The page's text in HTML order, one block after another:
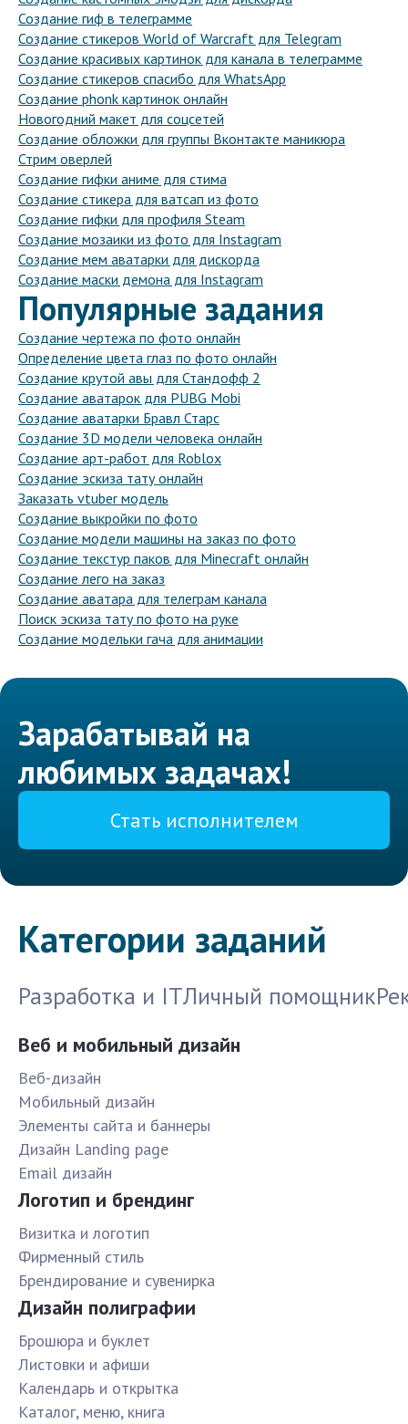
Создание гиф в телеграмме
Создание стикеров World of Warcraft для Telegram
Создание красивых картинок для канала в телеграмме
Создание стикеров спасибо для WhatsApp
Создание phonk картинок онлайн
Новогодний макет для соцсетей
Создание обложки для группы Вконтакте маникюра
Стрим оверлей
Создание гифки аниме для стима
Создание стикера для ватсап из фото
Создание гифки для профиля Steam
Создание мозаики из фото для Instagram
Создание мем аватарки для дискорда
Создание маски демона для Instagram
Популярные задания
Создание чертежа по фото онлайн
Определение цвета глаз по фото онлайн
Создание крутой авы для Стандофф 2
Создание аватарок для PUBG Mobi
Создание аватарки Бравл Старс
Создание 3D модели человека онлайн
Создание арт-работ для Roblox
Создание эскиза тату онлайн
Заказать vtuber модель
Создание выкройки по фото
Создание модели машины на заказ по фото
Создание текстур паков для Minecraft онлайн
Создание лего на заказ
Создание аватара для телеграм канала
Поиск эскиза тату по фото на руке
Создание модельки гача для анимации
Зарабатывай на
любимых задачах!
Стать исполнителем
Категории заданий
Разработка и ITЛичный помощник
Веб и мобильный дизайн
Веб-дизайн
Мобильный дизайн
Элементы сайта и баннеры
Дизайн Landing page
Email дизайн
Логотип и брендинг
Визитка и логотип
Фирменный стиль
Брендирование и сувенирка
Дизайн полиграфии
Брошюра и буклет
Листовки и афиши
Календарь и открытка
Каталог, меню, книга